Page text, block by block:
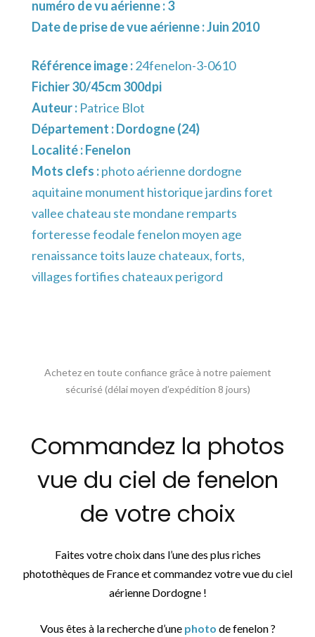
numéro de vu aérienne : 3
Date de prise de vue aérienne : Juin 2010
Référence image :24fenelon-3-0610
Fichier 30/45cm 300dpi
Auteur : Patrice Blot
Département :Dordogne (24)
Localité :Fenelon
Mots clefs :photo aérienne dordogne
aquitaine monument historique jardins foret
vallee chateau ste mondane remparts
forteresse feodale fenelon moyen age
renaissance toits lauze chateaux, forts,
villages fortifies chateaux perigord
Achetez en toute confiance grâce à notre paiement
sécurisé (délai moyen d’expédition 8 jours)
Commandez la photos
vue du ciel de fenelon
de votre choix
Faites votre choix dans l’une des plus riches
photothèques de France et commandez votre vue du ciel
aérienne Dordogne !
Vous êtes à la recherche d’une photo de fenelon ?